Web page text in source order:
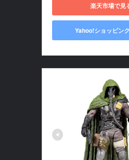
楽天市場で見
Yahoo!ショッピン